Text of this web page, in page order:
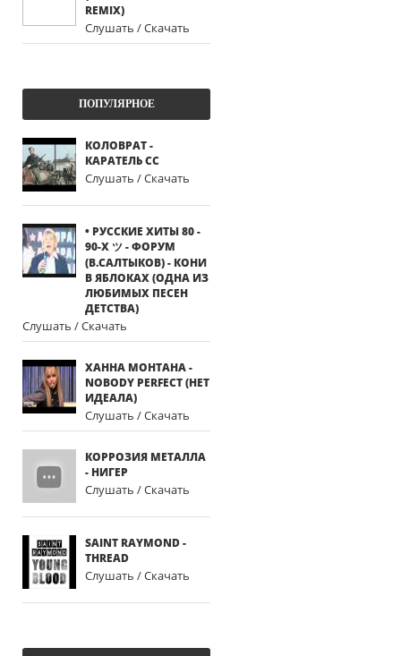
REMIX)
Слушать / Скачать
ПОПУЛЯРНОЕ
КОЛОВРАТ -
КАРАТЕЛЬ СС
Слушать / Скачать
• РУССКИЕ ХИТЫ 80 -
90-Х ツ - ФОРУМ
(В.САЛТЫКОВ) - КОНИ
В ЯБЛОКАХ (ОДНА ИЗ
ЛЮБИМЫХ ПЕСЕН
ДЕТСТВА)
Слушать / Скачать
ХАННА МОНТАНА -
NOBODY PERFECT (НЕТ
ИДЕАЛА)
Слушать / Скачать
КОРРОЗИЯ МЕТАЛЛА
- НИГЕР
Слушать / Скачать
SAINT RAYMOND -
THREAD
Слушать / Скачать